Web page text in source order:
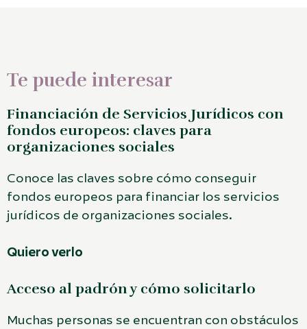
Te puede interesar
Financiación de Servicios Jurídicos con
fondos europeos: claves para
organizaciones sociales
Conoce las claves sobre cómo conseguir
fondos europeos para financiar los servicios
jurídicos de organizaciones sociales.
Quiero verlo
Acceso al padrón y cómo solicitarlo
Muchas personas se encuentran con obstáculos